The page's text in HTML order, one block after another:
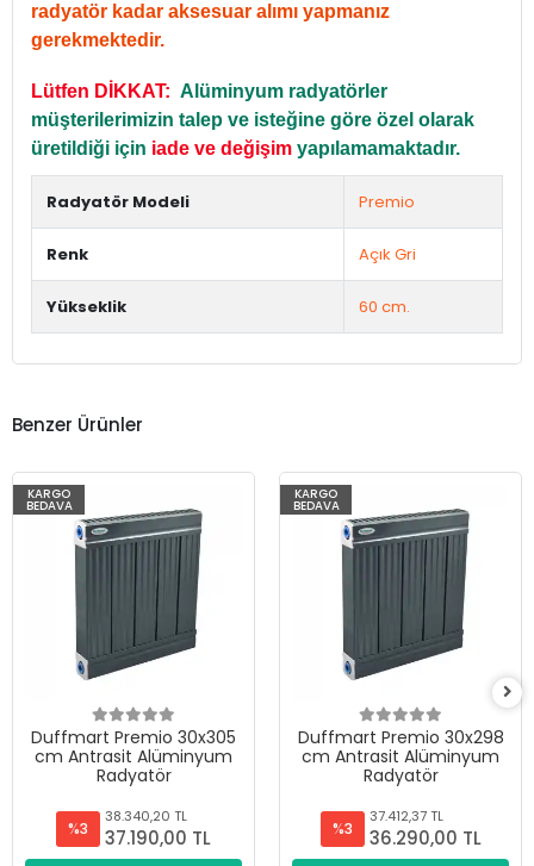
radyatör kadar aksesuar alımı yapmanız
gerekmektedir.
Lütfen DİKKAT: Alüminyum radyatörler
müşterilerimizin talep ve isteğine göre özel olarak
üretildiği için iade ve değişim yapılamamaktadır.
Radyatör Modeli Premio
Renk Açık Gri
Yükseklik 60 cm.
Benzer Ürünler
KARGO
BEDAVA
Duffmart Premio 30x305
cm Antrasit Alüminyum
Radyatör
%3
38.340,20 TL
37.190,00 TL
KARGO
BEDAVA
Duffmart Premio 30x298
cm Antrasit Alüminyum
Radyatör
%3
37.412,37 TL
36.290,00 TL